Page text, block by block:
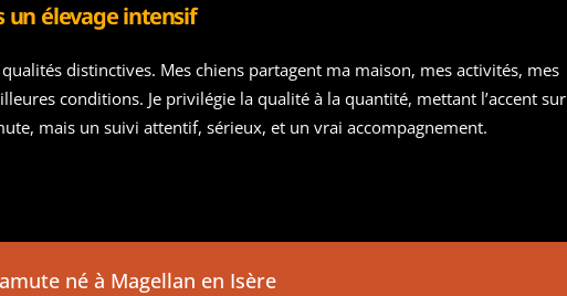
un élevage intensif
distinctives. Mes chiens partagent ma maison, mes activités, mes
conditions. Je privilégie la qualité à la quantité, mettant l’accent sur
mais un suivi attentif, sérieux, et un vrai accompagnement.
né à Magellan en Isère